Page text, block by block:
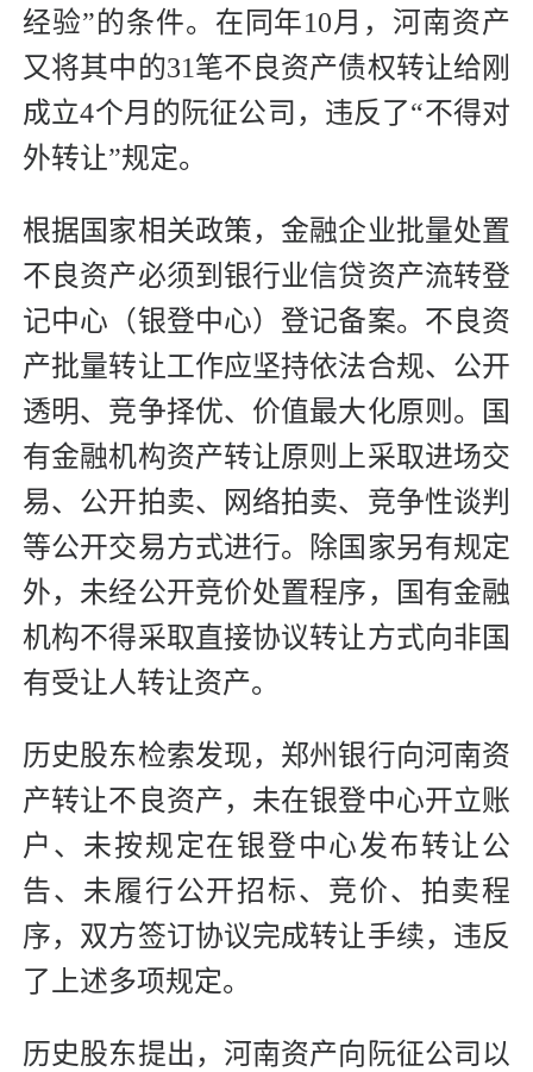
经验”的条件。在同年10月，河南资产
又将其中的31笔不良资产债权转让给刚
成立4个月的阮征公司，违反了“不得对
外转让”规定。
根据国家相关政策，金融企业批量处置
不良资产必须到银行业信贷资产流转登
记中心（银登中心）登记备案。不良资
产批量转让工作应坚持依法合规、公开
透明、竞争择优、价值最大化原则。国
有金融机构资产转让原则上采取进场交
易、公开拍卖、网络拍卖、竞争性谈判
等公开交易方式进行。除国家另有规定
外，未经公开竞价处置程序，国有金融
机构不得采取直接协议转让方式向非国
有受让人转让资产。
历史股东检索发现，郑州银行向河南资
产转让不良资产，未在银登中心开立账
户、未按规定在银登中心发布转让公
告、未履行公开招标、竞价、拍卖程
序，双方签订协议完成转让手续，违反
了上述多项规定。
历史股东提出，河南资产向阮征公司以